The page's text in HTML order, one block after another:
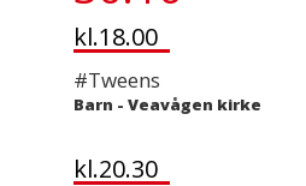
kl.18.00
#Tweens
Barn - Veavågen kirke
kl.20.30